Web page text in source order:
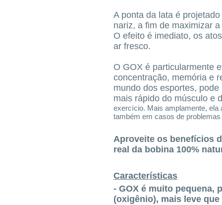
A ponta da lata é
nariz, a fim de maximizar
O efeito é imediato, os
ar fresco.
O GOX é particularmente
concentração, memória e
mundo dos esportes,
mais rápido do músculo e
exercício. Mais amplamente, ela
também em casos de
Aproveite os benefícios
real da bobina 100%
Características
- GOX é muito pequena,
(oxigênio), mais leve que